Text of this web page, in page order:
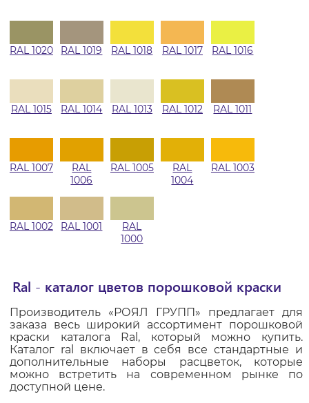
RAL 1020 RAL 1019 RAL 1018 RAL 1017 RAL 1016
RAL 1015 RAL 1014 RAL 1013 RAL 1012 RAL 1011
RAL 1007
RAL
1006
RAL 1005
RAL
1004
RAL 1003
RAL 1002 RAL 1001
RAL
1000
Ral - каталог цветов порошковой краски
Производитель «РОЯЛ ГРУПП» предлагает для
заказа весь широкий ассортимент порошковой
краски каталога Ral, который можно купить.
Каталог ral включает в себя все стандартные и
дополнительные наборы расцветок, которые
можно встретить на современном рынке по
доступной цене.